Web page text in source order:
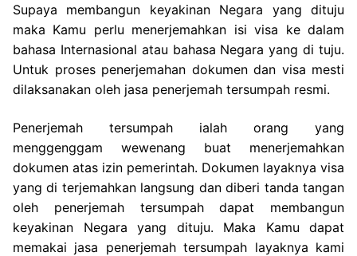
Supaya membangun keyakinan Negara yang dituju
maka Kamu perlu menerjemahkan isi visa ke dalam
bahasa Internasional atau bahasa Negara yang di tuju.
Untuk proses penerjemahan dokumen dan visa mesti
dilaksanakan oleh jasa penerjemah tersumpah resmi.
Penerjemah tersumpah ialah orang yang
menggenggam wewenang buat menerjemahkan
dokumen atas izin pemerintah. Dokumen layaknya visa
yang di terjemahkan langsung dan diberi tanda tangan
oleh penerjemah tersumpah dapat membangun
keyakinan Negara yang dituju. Maka Kamu dapat
memakai jasa penerjemah tersumpah layaknya kami